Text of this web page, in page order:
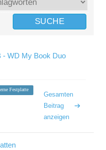
- WD My Book Duo
Festplatte
Gesamten
Beitrag
anzeigen